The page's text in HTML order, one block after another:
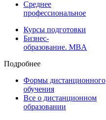
Среднее
профессиональное
Курсы подготовки
Бизнес-
образование. MBA
Подробнее
Формы дистанционного
обучения
Все о дистанционном
образовании